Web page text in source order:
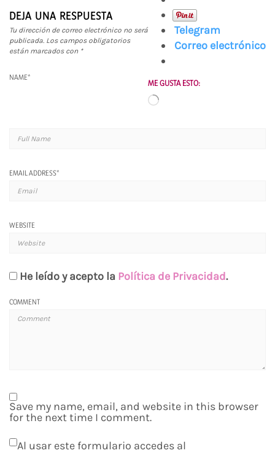
Telegram
Correo electrónico
ME GUSTA ESTO:
Cargando...
DEJA UNA RESPUESTA
Tu dirección de correo electrónico no será
publicada. Los campos obligatorios
están marcados con *
NAME*
EMAIL ADDRESS*
WEBSITE
He leído y acepto la Política de Privacidad.
COMMENT
Save my name, email, and website in this browser
for the next time I comment.
Al usar este formulario accedes al